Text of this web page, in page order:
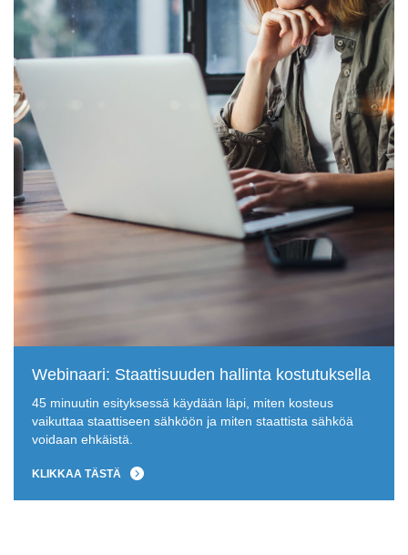
Webinaari: Staattisuuden hallinta kostutuksella
45 minuutin esityksessä käydään läpi, miten kosteus
vaikuttaa staattiseen sähköön ja miten staattista sähköä
voidaan ehkäistä.
KLIKKAA TÄSTÄ